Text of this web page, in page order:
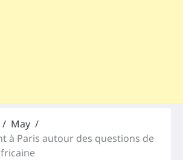
May
à Paris autour des questions de